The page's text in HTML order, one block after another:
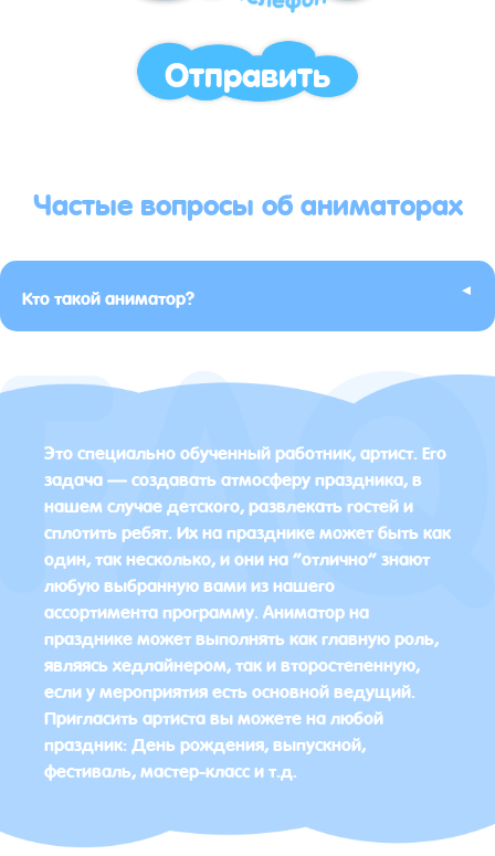
Отправить
Частые вопросы об аниматорах
Кто такой аниматор? ▸
Это специально обученный работник, артист. Его
задача — создавать атмосферу праздника, в
нашем случае детского, развлекать гостей и
сплотить ребят. Их на празднике может быть как
один, так несколько, и они на “отлично” знают
любую выбранную вами из нашего
ассортимента программу. Аниматор на
празднике может выполнять как главную роль,
являясь хедлайнером, так и второстепенную,
если у мероприятия есть основной ведущий.
Пригласить артиста вы можете на любой
праздник: День рождения, выпускной,
фестиваль, мастер-класс и т.д.